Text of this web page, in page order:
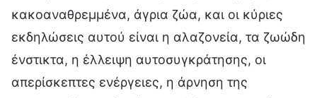
κακοαναθρεμμένα, άγρια ζώα, και οι κύριες
εκδηλώσεις αυτού είναι η αλαζονεία, τα ζωώδη
ένστικτα, η έλλειψη αυτοσυγκράτησης, οι
απερίσκεπτες ενέργειες, η άρνηση της